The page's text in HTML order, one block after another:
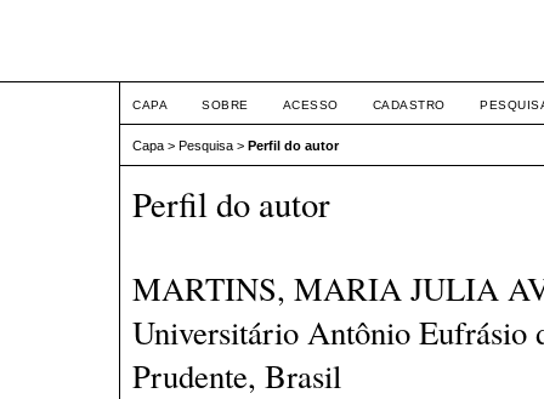
CAPA SOBRE ACESSO CADASTRO
Capa > Pesquisa > Perfil do autor
Perfil do autor
MARTINS, MARIA JULIA
Universitário Antônio Eufrásio
Prudente, Brasil